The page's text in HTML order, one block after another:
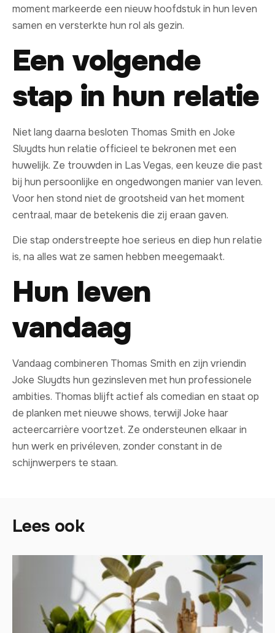
moment markeerde een nieuw hoofdstuk in hun leven
samen en versterkte hun rol als gezin.
Een volgende
stap in hun relatie
Niet lang daarna besloten Thomas Smith en Joke
Sluydts hun relatie officieel te bekronen met een
huwelijk. Ze trouwden in Las Vegas, een keuze die past
bij hun persoonlijke en ongedwongen manier van leven.
Voor hen stond niet de grootsheid van het moment
centraal, maar de betekenis die zij eraan gaven.
Die stap onderstreepte hoe serieus en diep hun relatie
is, na alles wat ze samen hebben meegemaakt.
Hun leven
vandaag
Vandaag combineren Thomas Smith en zijn vriendin
Joke Sluydts hun gezinsleven met hun professionele
ambities. Thomas blijft actief als comedian en staat op
de planken met nieuwe shows, terwijl Joke haar
acteercarrière voortzet. Ze ondersteunen elkaar in
hun werk en privéleven, zonder constant in de
schijnwerpers te staan.
Lees ook